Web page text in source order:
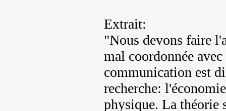
Extrait:
"Nous devons faire
mal coordonnée
communication est
recherche:
physique. La théorie